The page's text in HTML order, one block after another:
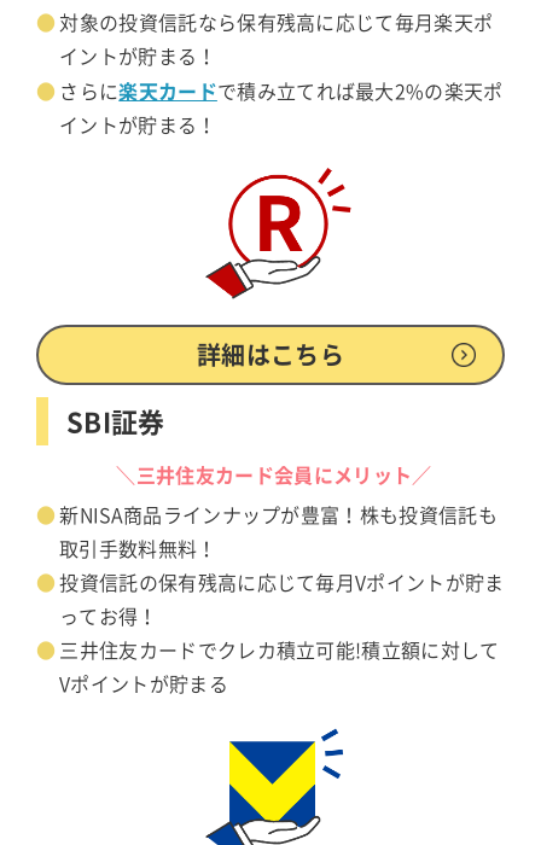
対象の投資信託なら保有残高に応じて毎月楽天ポ
イントが貯まる！
さらに楽天カードで積み立てれば最大2%の楽天ポ
イントが貯まる！
詳細はこちら
SBI証券
＼三井住友カード会員にメリット／
新NISA商品ラインナップが豊富！株も投資信託も
取引手数料無料！
投資信託の保有残高に応じて毎月Vポイントが貯ま
ってお得！
三井住友カードでクレカ積立可能!積立額に対して
Vポイントが貯まる